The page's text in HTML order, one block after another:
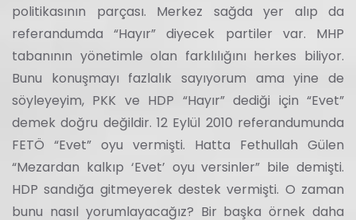
politikasının parçası. Merkez sağda yer alıp da
referandumda “Hayır” diyecek partiler var. MHP
tabanının yönetimle olan farklılığını herkes biliyor.
Bunu konuşmayı fazlalık sayıyorum ama yine de
söyleyeyim, PKK ve HDP “Hayır” dediği için “Evet”
demek doğru değildir. 12 Eylül 2010 referandumunda
FETÖ “Evet” oyu vermişti. Hatta Fethullah Gülen
“Mezardan kalkıp ‘Evet’ oyu versinler” bile demişti.
HDP sandığa gitmeyerek destek vermişti. O zaman
bunu nasıl yorumlayacağız? Bir başka örnek daha